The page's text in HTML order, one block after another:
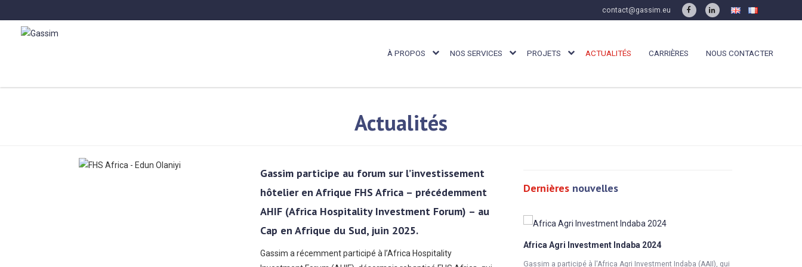
contact@gassim.eu
À PROPOS NOS SERVICES PROJETS ACTUALITÉS CARRIÈRES NOUS CONTACTER
Actualités
Gassim participe au forum sur l’investissement
hôtelier en Afrique FHS Africa – précédemment
AHIF (Africa Hospitality Investment Forum) – au
Cap en Afrique du Sud, juin 2025.
Gassim a récemment participé à l’Africa Hospitality
Dernières nouvelles
Africa Agri Investment Indaba 2024
Gassim a participé à l'Africa Agri Investment Indaba (AAII), qui